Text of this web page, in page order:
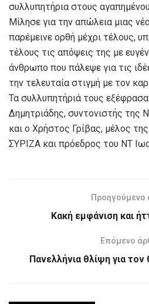
συλλυπητήρια στους
Μίλησε για την απώλεια μιας
παρέμεινε ορθή μέχρι τέλους,
τέλους τις απόψεις της με
άνθρωπο που πάλεψε για τις
την τελευταία στιγμή με τον
Τα συλλυπητήριά τους
Δημητριάδης, συντονιστής της
και ο Χρήστος Γρίβας, μέλος
ΣΥΡΙΖΑ και πρόεδρος του ΝΤ
Προηγούμενο
Κακή εμφάνιση και
Επόμενο
Πανελλήνια θλίψη για